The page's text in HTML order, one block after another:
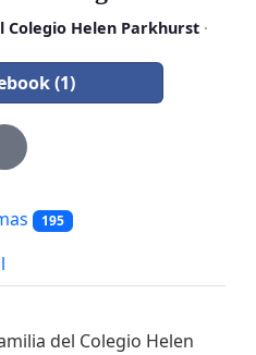
Colegio Helen Parkhurst·
(1)
195
del Colegio Helen